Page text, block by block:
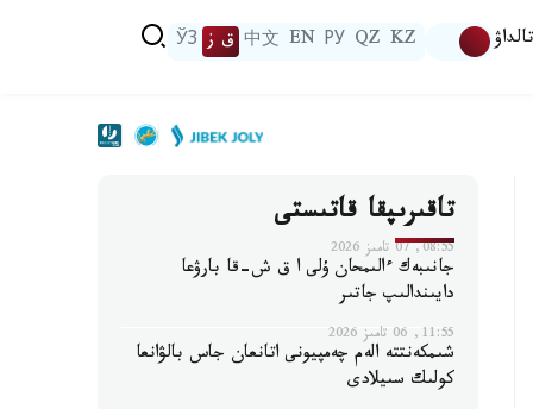
تالداۋ KZ
QZ
РУ
EN
中文 ق ز ЎЗ
تاقىرىپقا قاتىستى
08:55, 07 تامىز 2026
جانىبەك ءالىمحان ۇلى ا ق ش-قا بارۋعا
دايىندالىپ جاتىر
11:55, 06 تامىز 2026
شىمكەنتتە الەم چەمپيونى اتانعان جاس بالۋانعا
كولىك سىيلادى